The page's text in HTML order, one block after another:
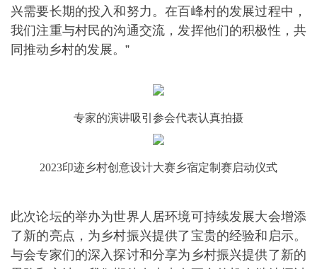
兴需要长期的投入和努力。在百峰村的发展过程中，
我们注重与村民的沟通交流，发挥他们的积极性，共
同推动乡村的发展。”
专家的演讲吸引参会代表认真拍摄
2023印迹乡村创意设计大赛乡宿定制赛启动仪式
此次论坛的举办为世界人居环境可持续发展大会增添
了新的亮点，为乡村振兴提供了宝贵的经验和启示。
与会专家们的深入探讨和分享为乡村振兴提供了新的